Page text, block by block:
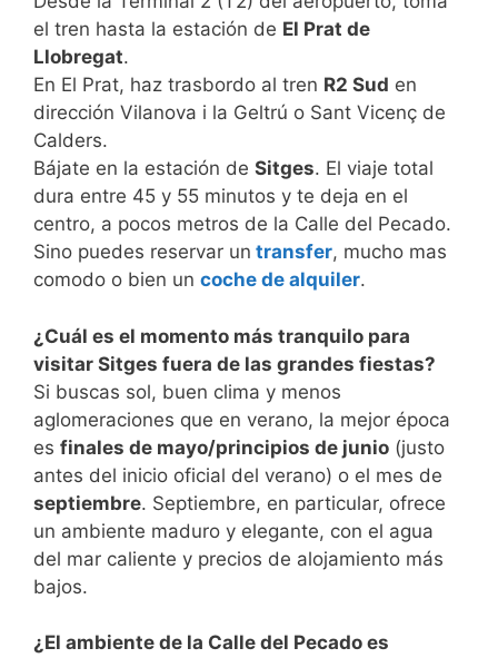
el tren hasta la estación de El Prat de
Llobregat.
En El Prat, haz trasbordo al tren R2 Sud en
dirección Vilanova i la Geltrú o Sant Vicenç de
Calders.
Bájate en la estación de Sitges. El viaje total
dura entre 45 y 55 minutos y te deja en el
centro, a pocos metros de la Calle del Pecado.
Sino puedes reservar un transfer, mucho mas
comodo o bien un coche de alquiler.
¿Cuál es el momento más tranquilo para
visitar Sitges fuera de las grandes fiestas?
Si buscas sol, buen clima y menos
aglomeraciones que en verano, la mejor época
es finales de mayo/principios de junio (justo
antes del inicio oficial del verano) o el mes de
septiembre. Septiembre, en particular, ofrece
un ambiente maduro y elegante, con el agua
del mar caliente y precios de alojamiento más
bajos.
¿El ambiente de la Calle del Pecado es